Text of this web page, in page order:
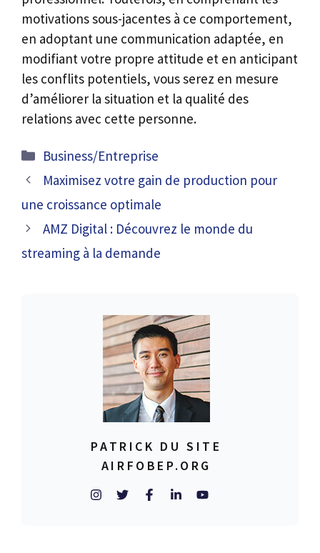
motivations sous-jacentes à ce comportement,
en adoptant une communication adaptée, en
modifiant votre propre attitude et en anticipant
les conflits potentiels, vous serez en mesure
d’améliorer la situation et la qualité des
relations avec cette personne.
Catégories
Business/Entreprise
Maximisez votre gain de production pour
une croissance optimale
AMZ Digital : Découvrez le monde du
streaming à la demande
PATRICK DU SITE
AIRFOBEP.ORG